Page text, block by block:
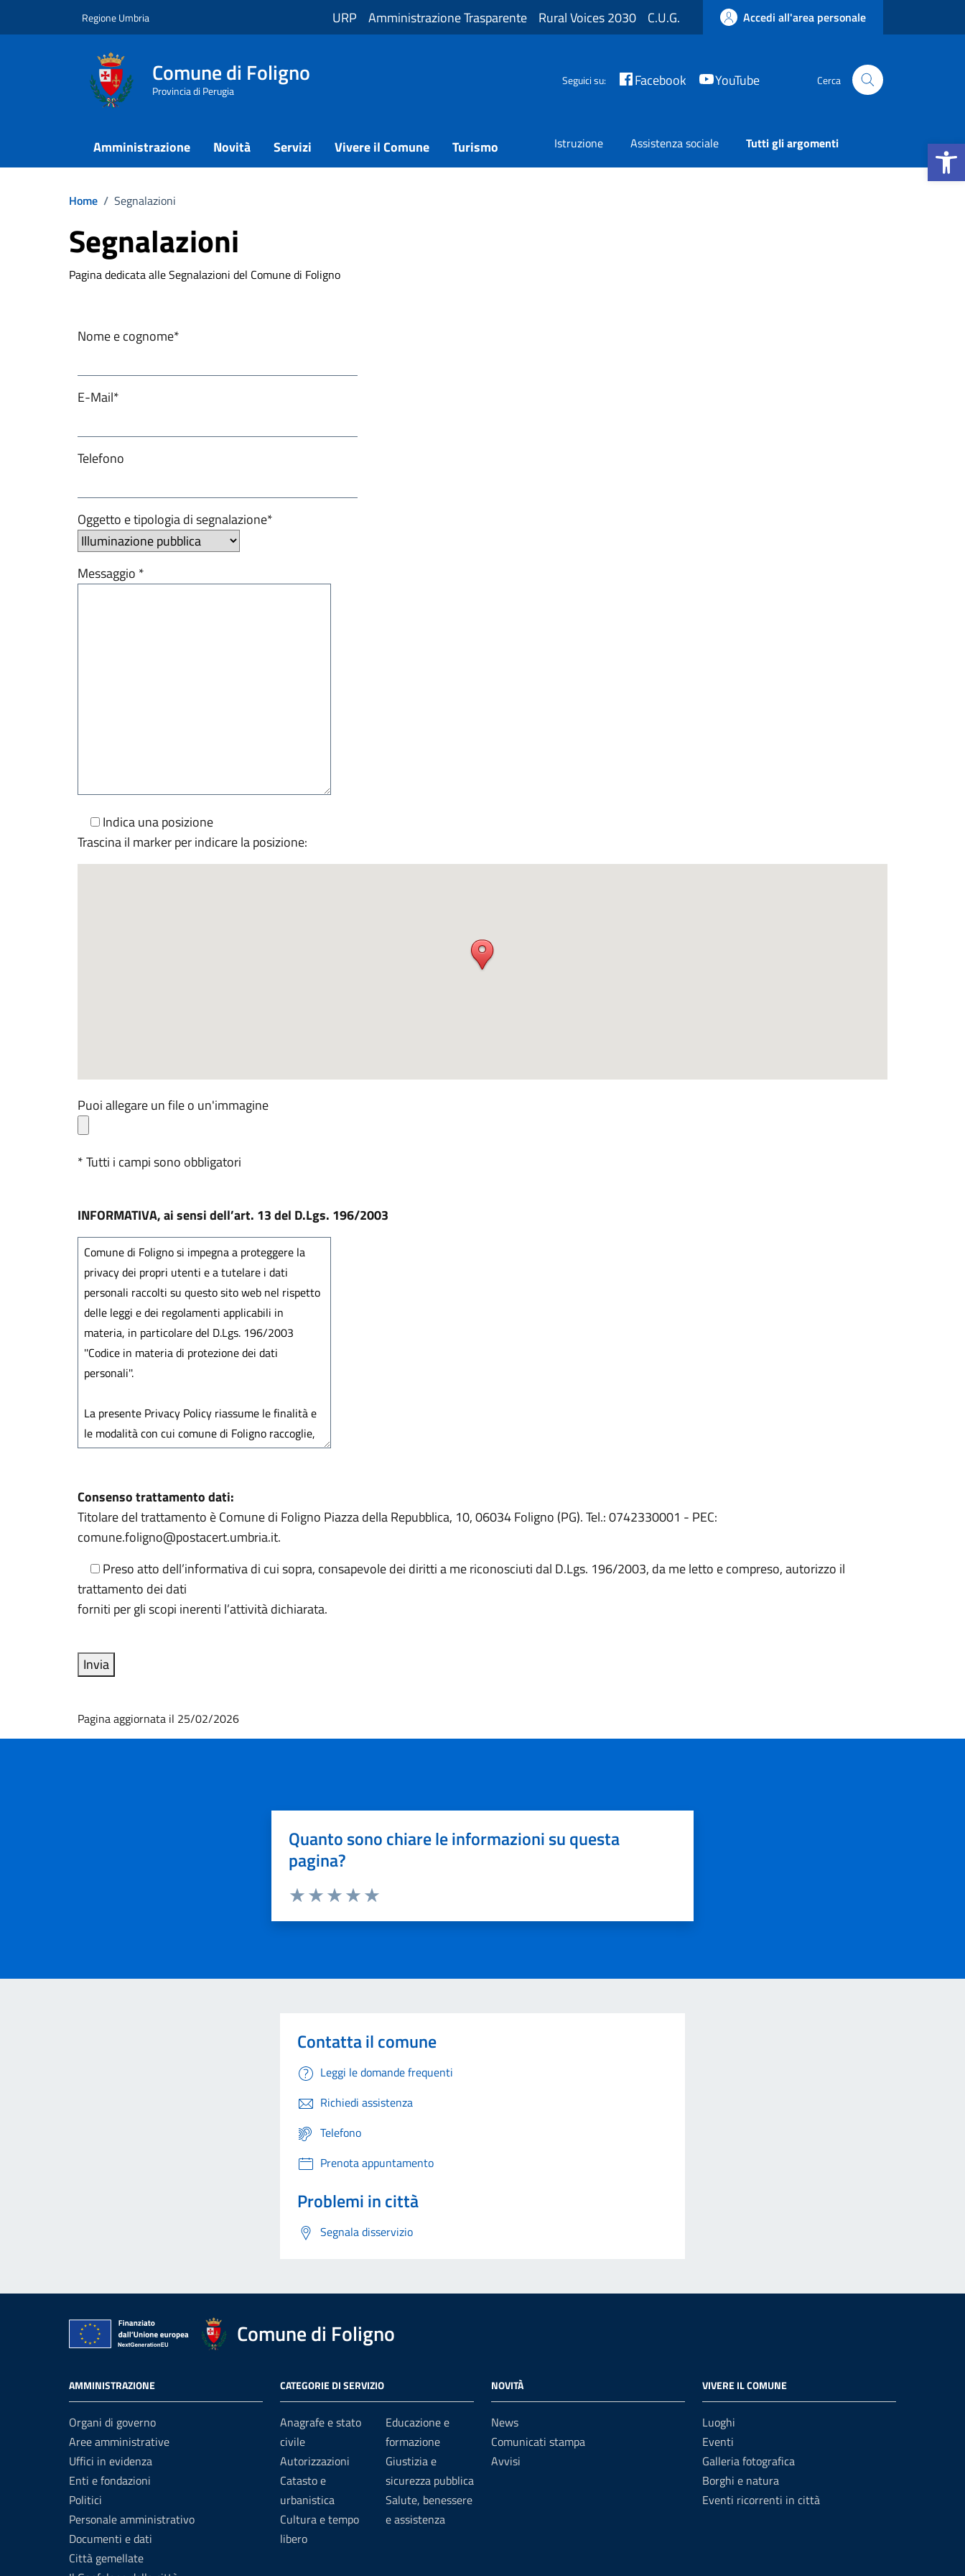
Apri la
Regione Umbria URP Amministrazione Trasparente Rural Voices 2030 C.U.G. Accedi all'area personale
Comune di Foligno
Provincia di Perugia
Seguici su: Facebook YouTube Cerca
Amministrazione Novità Servizi Vivere il Comune Turismo Istruzione Assistenza sociale Tutti gli argomenti
Home / Segnalazioni
Segnalazioni
Pagina dedicata alle Segnalazioni del Comune di Foligno
Nome e cognome*
E-Mail*
Telefono
Oggetto e tipologia di segnalazione*
Messaggio *
Indica una posizione
Trascina il marker per indicare la posizione:
Puoi allegare un file o un'immagine
* Tutti i campi sono obbligatori
INFORMATIVA, ai sensi dell’art. 13 del D.Lgs. 196/2003
Consenso trattamento dati:
Titolare del trattamento è Comune di Foligno Piazza della Repubblica, 10, 06034 Foligno (PG). Tel.: 0742330001 - PEC:
comune.foligno@postacert.umbria.it.
Preso atto dell’informativa di cui sopra, consapevole dei diritti a me riconosciuti dal D.Lgs. 196/2003, da me letto e compreso, autorizzo il
trattamento dei dati
forniti per gli scopi inerenti l’attività dichiarata.
Pagina aggiornata il 25/02/2026
Quanto sono chiare le informazioni su questa
pagina?
Contatta il comune
Leggi le domande frequenti
Richiedi assistenza
Telefono
Prenota appuntamento
Problemi in città
Segnala disservizio
Comune di Foligno
AMMINISTRAZIONE
Organi di governo
Aree amministrative
Uffici in evidenza
Enti e fondazioni
Politici
Personale amministrativo
Documenti e dati
Città gemellate
CATEGORIE DI SERVIZIO
Anagrafe e stato
civile
Autorizzazioni
Catasto e
urbanistica
Cultura e tempo
libero
Educazione e
formazione
Giustizia e
sicurezza pubblica
Salute, benessere
e assistenza
NOVITÀ
News
Comunicati stampa
Avvisi
VIVERE IL COMUNE
Luoghi
Eventi
Galleria fotografica
Borghi e natura
Eventi ricorrenti in città